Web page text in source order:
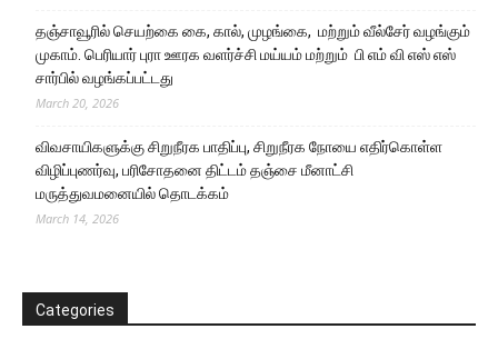
தஞ்சாவூரில் செயற்கை கை, கால், முழங்கை, மற்றும் வீல்சேர் வழங்கும்
முகாம். பெரியார் புரா ஊரக வளர்ச்சி மய்யம் மற்றும் பி எம் வி எஸ் எஸ்
சார்பில் வழங்கப்பட்டது
March 20, 2026
விவசாயிகளுக்கு சிறுநீரக பாதிப்பு, சிறுநீரக நோயை எதிர்கொள்ள
விழிப்புணர்வு, பரிசோதனை திட்டம் தஞ்சை மீனாட்சி
மருத்துவமனையில் தொடக்கம்
March 14, 2026
Categories